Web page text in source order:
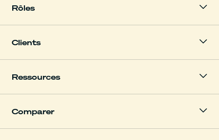
Rôles
Clients
Ressources
Comparer